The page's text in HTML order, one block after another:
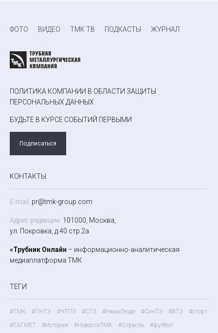
ФОТО ВИДЕО ТМК ТВ ПОДКАСТЫ ЖУРНАЛ
ПОЛИТИКА КОМПАНИИ В ОБЛАСТИ ЗАЩИТЫ
ПЕРСОНАЛЬНЫХ ДАННЫХ
БУДЬТЕ В КУРСЕ СОБЫТИЙ ПЕРВЫМИ
Подписаться
КОНТАКТЫ
E-mail: pr@tmk-group.com
Адрес редакции: 101000, Москва,
ул. Покровка, д.40 стр.2а
«Трубник Онлайн – информационно-аналитическая
медиаплатформа ТМК
ТЕГИ
#ТМК #ПНТЗ #ЧТПЗ #СТЗ #НашиЛюди #СинТЗ #ВТЗ
#спорт
#ТАГМЕТ
#История #НовостиТМК #Отрасль #футбол